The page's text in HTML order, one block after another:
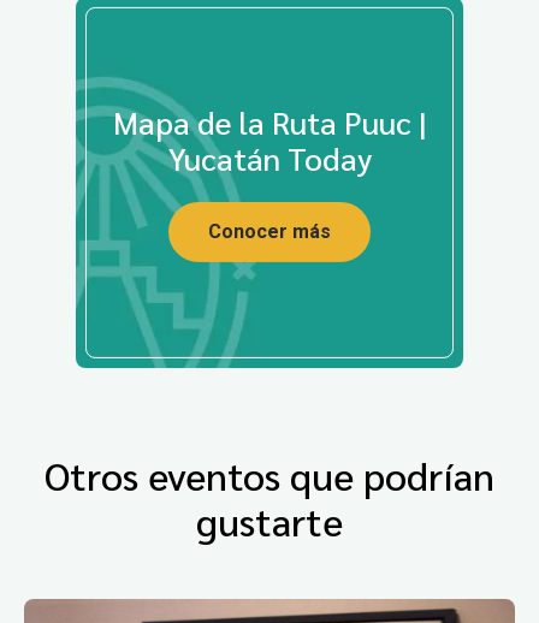
Mapa de la Ruta Puuc |
Yucatán Today
Conocer más
Otros eventos que podrían
gustarte